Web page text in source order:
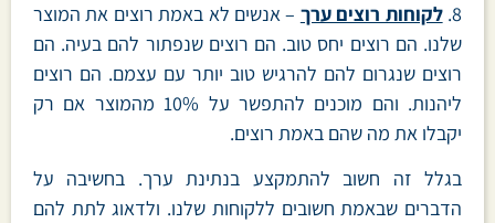
8. לקוחות רוצים ערך – אנשים לא באמת רוצים את המוצר
שלנו. הם רוצים יחס טוב. הם רוצים שנפתור להם בעיה. הם
רוצים שנגרום להם להרגיש טוב יותר עם עצמם. הם רוצים
ליהנות. והם מוכנים להתפשר על 10% מהמוצר אם רק
יקבלו את מה שהם באמת רוצים.
בגלל זה חשוב להתמקצע בנתינת ערך. בחשיבה על
הדברים שבאמת חשובים ללקוחות שלנו. ולדאוג לתת להם